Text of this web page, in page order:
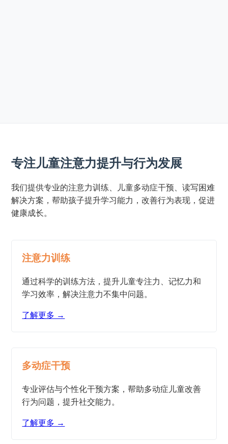
专注儿童注意力提升与行为发展
我们提供专业的注意力训练、儿童多动症干预、读写困难
解决方案，帮助孩子提升学习能力，改善行为表现，促进
健康成长。
注意力训练
通过科学的训练方法，提升儿童专注力、记忆力和
学习效率，解决注意力不集中问题。
了解更多 →
多动症干预
专业评估与个性化干预方案，帮助多动症儿童改善
行为问题，提升社交能力。
了解更多 →